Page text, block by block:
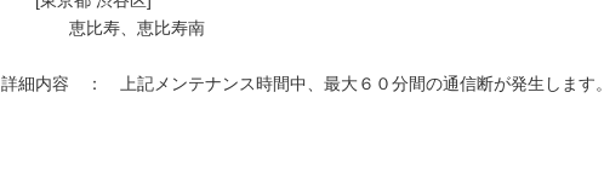
恵比寿、恵比寿南
詳細内容　：　上記メンテナンス時間中、最大６０分間の通信断が発生します。